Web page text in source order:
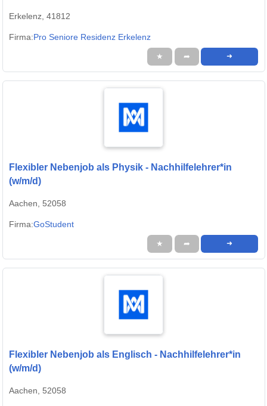
Erkelenz, 41812
Firma:Pro Seniore Residenz Erkelenz
★ ➦ ➜
Flexibler Nebenjob als Physik - Nachhilfelehrer*in
(w/m/d)
Aachen, 52058
Firma:GoStudent
★ ➦ ➜
Flexibler Nebenjob als Englisch - Nachhilfelehrer*in
(w/m/d)
Aachen, 52058